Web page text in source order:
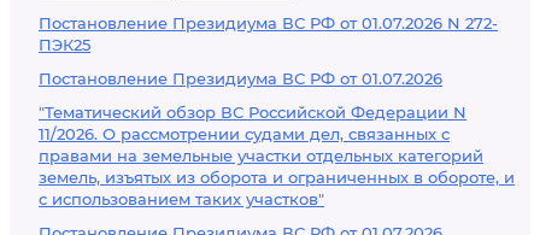
Постановление Президиума ВС РФ от 01.07.2026 N 272-
ПЭК25
Постановление Президиума ВС РФ от 01.07.2026
"Тематический обзор ВС Российской Федерации N
11/2026. О рассмотрении судами дел, связанных с
правами на земельные участки отдельных категорий
земель, изъятых из оборота и ограниченных в обороте, и
с использованием таких участков"